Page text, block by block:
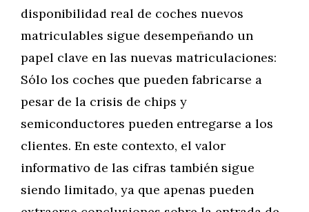
disponibilidad real de coches nuevos
matriculables sigue desempeñando un
papel clave en las nuevas matriculaciones:
Sólo los coches que pueden fabricarse a
pesar de la crisis de chips y
semiconductores pueden entregarse a los
clientes. En este contexto, el valor
informativo de las cifras también sigue
siendo limitado, ya que apenas pueden